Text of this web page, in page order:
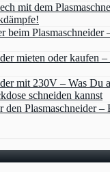
mit dem
beim
mieten oder kaufen
mit 230V – Was Du
schneiden kannst
den Plasmaschneider –